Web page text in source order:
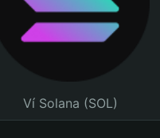
Ví Solana (SOL)